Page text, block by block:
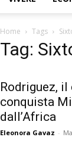
Home Tags
Tag:
Rodriguez,
conquista
dall’Africa
Eleonora Gavaz -